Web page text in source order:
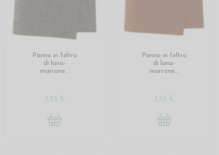
Panno in feltro
di lana-
marrone...
3,55 €
Panno in feltro
di lana-
marrone...
3,55 €